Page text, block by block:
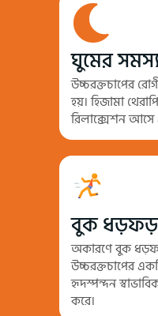
ঘুমের
উচ্চরক্তচাপের
হয়। হিজামা
রিলাক্সেশন
বুক ধড়ফড়
অকারণে বুক
উচ্চরক্তচাপের
হৃদস্পন্দন
করে।